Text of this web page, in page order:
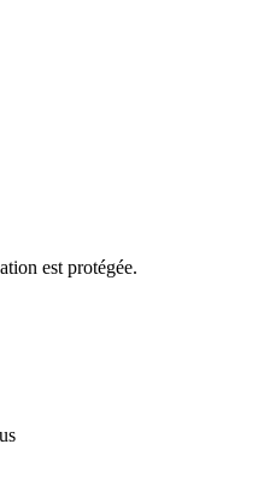
est protégée.